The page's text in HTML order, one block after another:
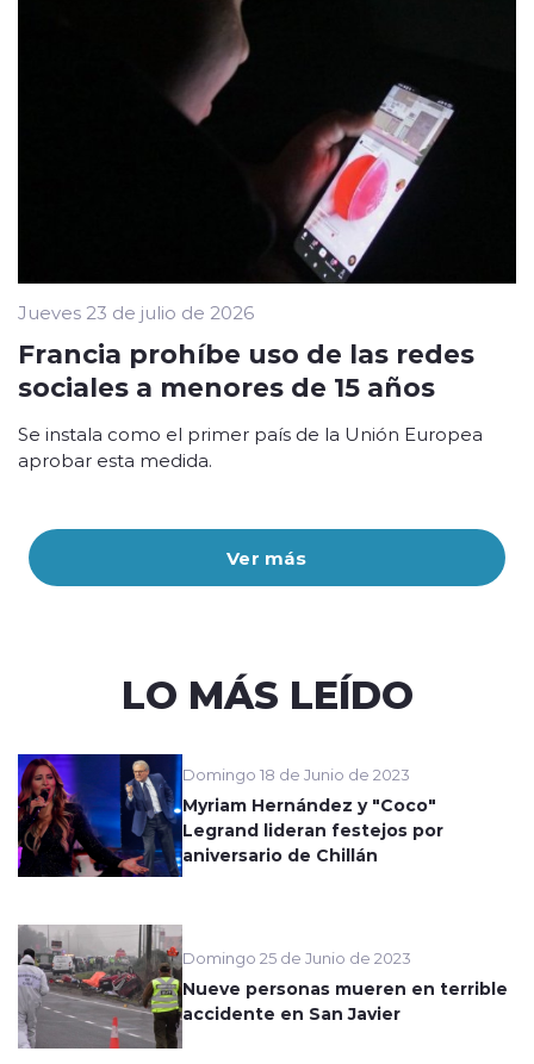
Ver más
Jueves 23 de julio de 2026
Francia prohíbe uso de las redes
sociales a menores de 15 años
Se instala como el primer país de la Unión Europea
aprobar esta medida.
LO MÁS LEÍDO
Domingo 18 de Junio de 2023
Myriam Hernández y "Coco"
Legrand lideran festejos por
aniversario de Chillán
Domingo 25 de Junio de 2023
Nueve personas mueren en terrible
accidente en San Javier